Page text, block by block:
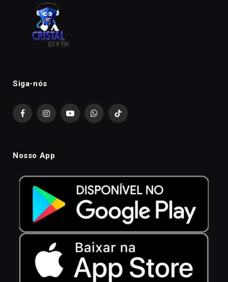
Siga-nós
FacebookInstagramYouTubeWhatsAppTikTok
Nosso App